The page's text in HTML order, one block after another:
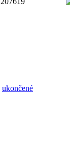
ukončené